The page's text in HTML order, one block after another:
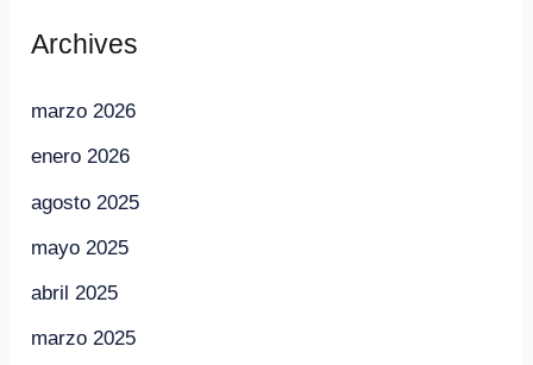
Archives
marzo 2026
enero 2026
agosto 2025
mayo 2025
abril 2025
marzo 2025